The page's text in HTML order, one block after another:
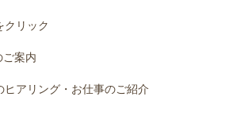
クリック
案内
アリング・お仕事のご紹介